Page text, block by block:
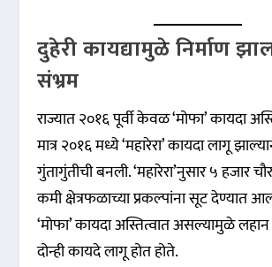
दुहेरी कायद्यामुळे निर्माण
संभ्रम
राज्यात २०१६ पूर्वी केवळ ‘मोफा’ कायदा
मात्र २०१६ मध्ये ‘महारेरा’ कायदा लागू
गुंतागुंतीची बनली. ‘महारेरा’नुसार ५ हजार
कमी क्षेत्रफळाच्या प्रकल्पांना सूट देण्यात
‘मोफा’ कायदा अस्तित्वात असल्यामुळे
दोन्ही कायदे लागू होत होते.